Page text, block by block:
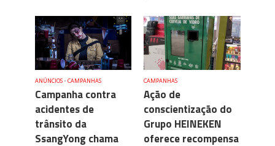
ANÚNCIOS • CAMPANHAS
Campanha contra
acidentes de
trânsito da
SsangYong chama
CAMPANHAS
Ação de
conscientização do
Grupo HEINEKEN
oferece recompensa